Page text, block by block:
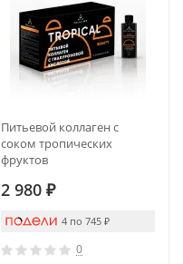
Питьевой коллаген с
соком тропических
фруктов
2 980 ₽
4 по 745 ₽
0